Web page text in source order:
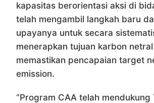
kapasitas berorientasi aksi di
telah mengambil langkah baru
upayanya untuk secara
menerapkan tujuan karbon
memastikan pencapaian target
emission.
“Program CAA telah mendukung